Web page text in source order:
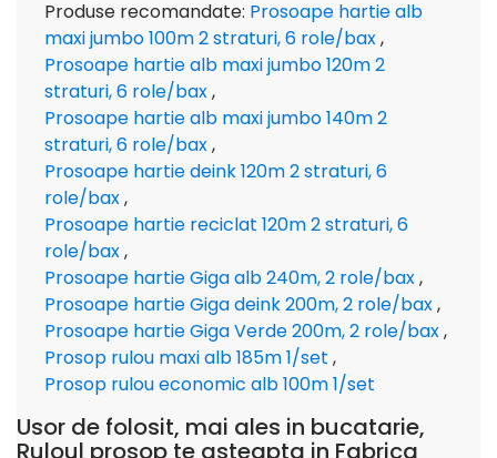
Produse recomandate: Prosoape hartie alb
maxi jumbo 100m 2 straturi, 6 role/bax,
Prosoape hartie alb maxi jumbo 120m 2
straturi, 6 role/bax,
Prosoape hartie alb maxi jumbo 140m 2
straturi, 6 role/bax,
Prosoape hartie deink 120m 2 straturi, 6
role/bax,
Prosoape hartie reciclat 120m 2 straturi, 6
role/bax,
Prosoape hartie Giga alb 240m, 2 role/bax,
Prosoape hartie Giga deink 200m, 2 role/bax,
Prosoape hartie Giga Verde 200m, 2 role/bax,
Prosop rulou maxi alb 185m 1/set ,
Prosop rulou economic alb 100m 1/set
Usor de folosit, mai ales in bucatarie,
Ruloul prosop te asteapta in Fabrica